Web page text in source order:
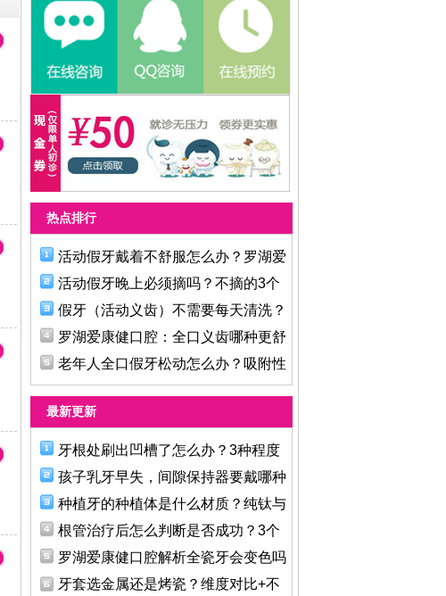
热点排行
活动假牙戴着不舒服怎么办？罗湖爱
活动假牙晚上必须摘吗？不摘的3个
假牙（活动义齿）不需要每天清洗？
罗湖爱康健口腔：全口义齿哪种更舒
老年人全口假牙松动怎么办？吸附性
最新更新
牙根处刷出凹槽了怎么办？3种程度
孩子乳牙早失，间隙保持器要戴哪种
种植牙的种植体是什么材质？纯钛与
根管治疗后怎么判断是否成功？3个
罗湖爱康健口腔解析全瓷牙会变色吗
牙套选金属还是烤瓷？维度对比+不